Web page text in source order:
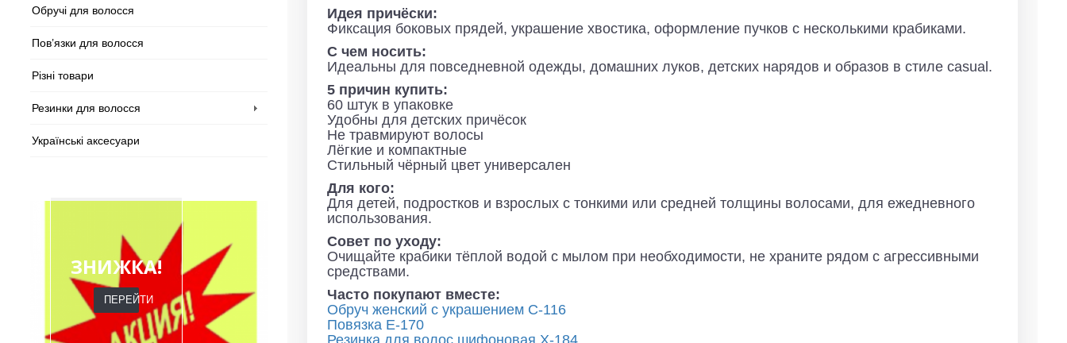
Обручі для волосся
Пов’язки для волосся
Різні товари
Резинки для волосся
Українські аксесуари
ЗНИЖКА!
ПЕРЕЙТИ
Идея причёски:
Фиксация боковых прядей, украшение хвостика, оформление пучков с несколькими крабиками.
С чем носить:
Идеальны для повседневной одежды, домашних луков, детских нарядов и образов в стиле casual.
5 причин купить:
60 штук в упаковке
Удобны для детских причёсок
Не травмируют волосы
Лёгкие и компактные
Стильный чёрный цвет универсален
Для кого:
Для детей, подростков и взрослых с тонкими или средней толщины волосами, для ежедневного
использования.
Совет по уходу:
Очищайте крабики тёплой водой с мылом при необходимости, не храните рядом с агрессивными
средствами.
Часто покупают вместе:
Обруч женский с украшением C-116
Повязка E-170